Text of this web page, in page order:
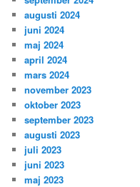
augusti 2024
juni 2024
maj 2024
april 2024
mars 2024
november 2023
oktober 2023
september 2023
augusti 2023
juli 2023
juni 2023
maj 2023